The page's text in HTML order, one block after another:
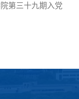
第三十九期入党